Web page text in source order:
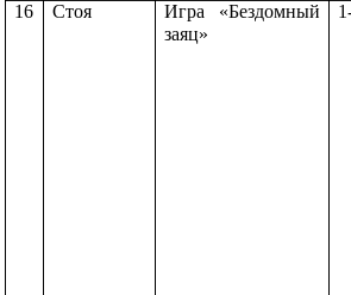
16 Стоя
Игра «Бездомный
заяц»